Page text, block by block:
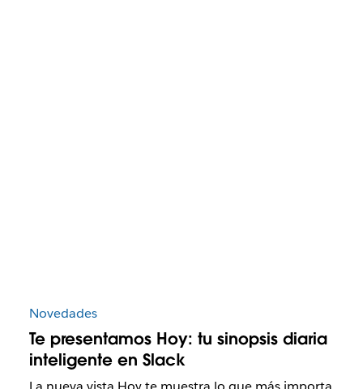
Novedades
Te presentamos Hoy: tu sinopsis diaria
inteligente en Slack